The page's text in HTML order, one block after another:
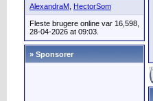
AlexandraM HectorSom
Fleste brugere online var 16,598,
28-04-2026 at 09:03.
» Sponsorer